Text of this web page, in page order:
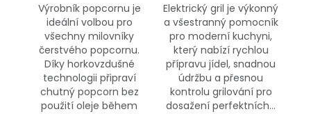
Výrobník popcornu je
ideální volbou pro
všechny milovníky
čerstvého popcornu.
Díky horkovzdušné
technologii připraví
chutný popcorn bez
použití oleje během
Elektrický gril je výkonný
a všestranný pomocník
pro moderní kuchyni,
který nabízí rychlou
přípravu jídel, snadnou
údržbu a přesnou
kontrolu grilování pro
dosažení perfektních...